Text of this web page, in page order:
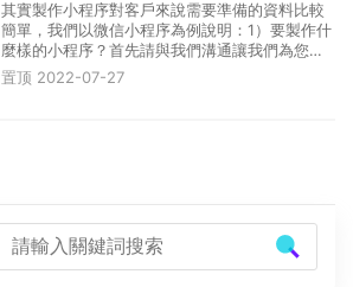
其實製作小程序對客戶來說需要準備的資料比較
簡單，我們以微信小程序為例說明：1）要製作什
麼樣的小程序？首先請與我們溝通讓我們為您的
小程序策劃案出謀劃策。其次制定完整的小程序
專案。2）請準備好以下資料準備進行小程序的平
置顶 2022-07-27